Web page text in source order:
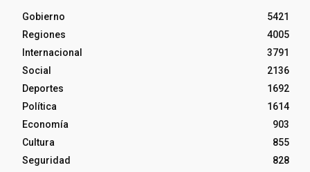
Gobierno
5421
Regiones
4005
Internacional
3791
Social
2136
Deportes
1692
Política
1614
Economía
903
Cultura
855
Seguridad
828